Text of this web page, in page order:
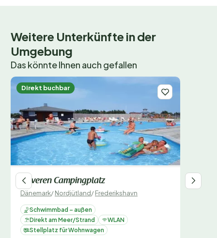
Warte nicht zu lange – beliebte Zeiträume sind schnell
ausgebucht.
Weitere Unterkünfte in der
Umgebung
Das könnte Ihnen auch gefallen
Direkt buchbar
Skiveren Campingplatz
Dänemark/Nordjütland/Frederikshavn
Schwimmbad – außen
Direkt am Meer/Strand
WLAN
Stellplatz für Wohnwagen